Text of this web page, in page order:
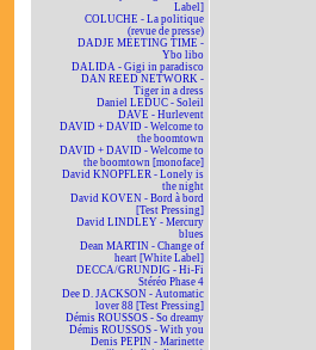
Label]
COLUCHE - La politique
(revue de presse)
DADJE MEETING TIME -
Ybo libo
DALIDA - Gigi in paradisco
DAN REED NETWORK -
Tiger in a dress
Daniel LEDUC - Soleil
DAVE - Hurlevent
DAVID + DAVID - Welcome to
the boomtown
DAVID + DAVID - Welcome to
the boomtown [monoface]
David KNOPFLER - Lonely is
the night
David KOVEN - Bord à bord
[Test Pressing]
David LINDLEY - Mercury
blues
Dean MARTIN - Change of
heart [White Label]
DECCA/GRUNDIG - Hi-Fi
Stéréo Phase 4
Dee D. JACKSON - Automatic
lover 88 [Test Pressing]
Démis ROUSSOS - So dreamy
Démis ROUSSOS - With you
Denis PEPIN - Marinette